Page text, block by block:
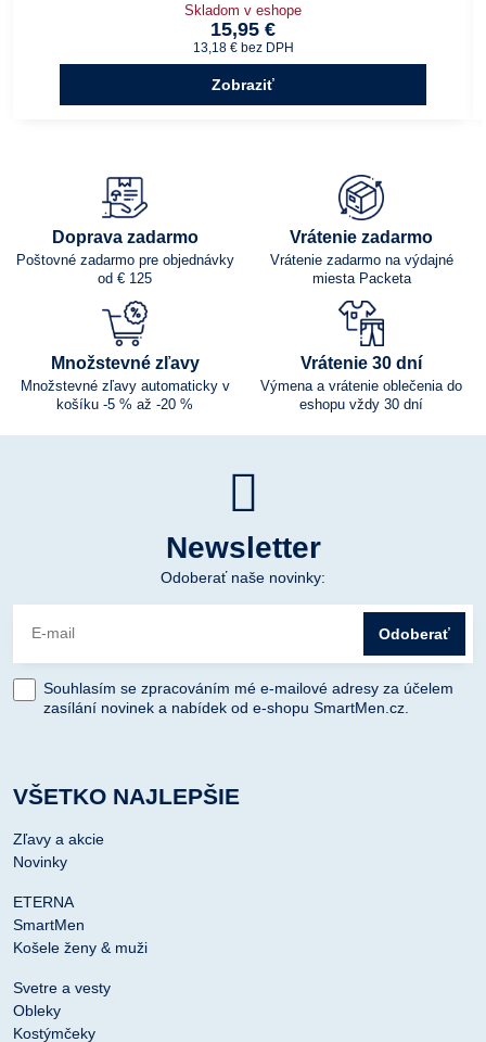
Skladom v eshope
15,95 €
13,18 € bez DPH
Zobraziť
Doprava zadarmo
Poštovné zadarmo pre objednávky
od € 125
Vrátenie zadarmo
Vrátenie zadarmo na výdajné
miesta Packeta
Množstevné zľavy
Množstevné zľavy automaticky v
košíku -5 % až -20 %
Vrátenie 30 dní
Výmena a vrátenie oblečenia do
eshopu vždy 30 dní
Newsletter
Odoberať naše novinky:
Odoberať
Souhlasím se zpracováním mé e-mailové adresy za účelem
zasílání novinek a nabídek od e-shopu SmartMen.cz.
VŠETKO NAJLEPŠIE
Zľavy a akcie
Novinky
ETERNA
SmartMen
Košele ženy & muži
Svetre a vesty
Obleky
Kostýmčeky